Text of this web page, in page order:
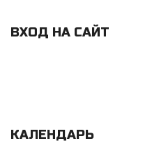
ВХОД НА САЙТ
КАЛЕНДАРЬ